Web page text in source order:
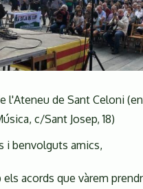
Marçal
i
altres
assumptes,
divendres
de
març
a
19:00h
l'Ateneu de Sant Celoni
c/Sant Josep, 18)
i benvolguts amics,
acords que vàrem